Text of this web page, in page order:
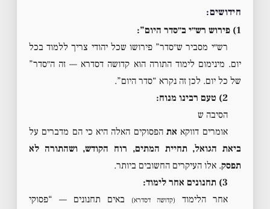
חידושים:
1) פירוש רש״י ב״סדר היום”:
רש״י מסביר ש״סדר” פירושו שכל יהודי צריך ללמוד בכל
יום. מינימום לימוד התורה הוא קדושה דסדרא — זה ה״סדר”
של כל יום. לכן זה נקרא “סדר היום”.
2) טעם רבינו מנוח:
הסיבה ש
אומרים דווקא אתהפסוקים האלה היא כי הם מדברים על
ביאת הגואל, תחיית המתים, רוח הקודש, ושהתורה לא
תפסק. אלו העיקרים החשובים ביותר.
3) תחנונים אחר לימוד:
אחר הלימוד
(קדושה דסדרא)
באים תחנונים — “פסוקי